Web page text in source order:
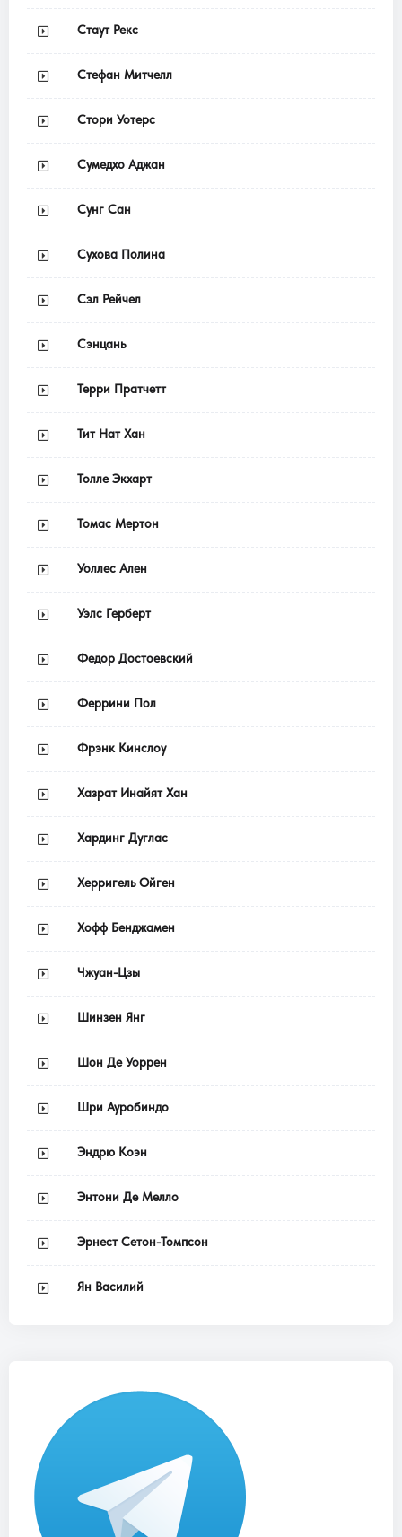
Стаут Рекс
Стефан Митчелл
Стори Уотерс
Сумедхо Аджан
Сунг Сан
Сухова Полина
Сэл Рейчел
Сэнцань
Терри Пратчетт
Тит Нат Хан
Толле Экхарт
Томас Мертон
Уоллес Ален
Уэлс Герберт
Федор Достоевский
Феррини Пол
Фрэнк Кинслоу
Хазрат Инайят Хан
Хардинг Дуглас
Херригель Ойген
Хофф Бенджамен
Чжуан-Цзы
Шинзен Янг
Шон Де Уоррен
Шри Ауробиндо
Эндрю Коэн
Энтони Де Мелло
Эрнест Сетон-Томпсон
Ян Василий